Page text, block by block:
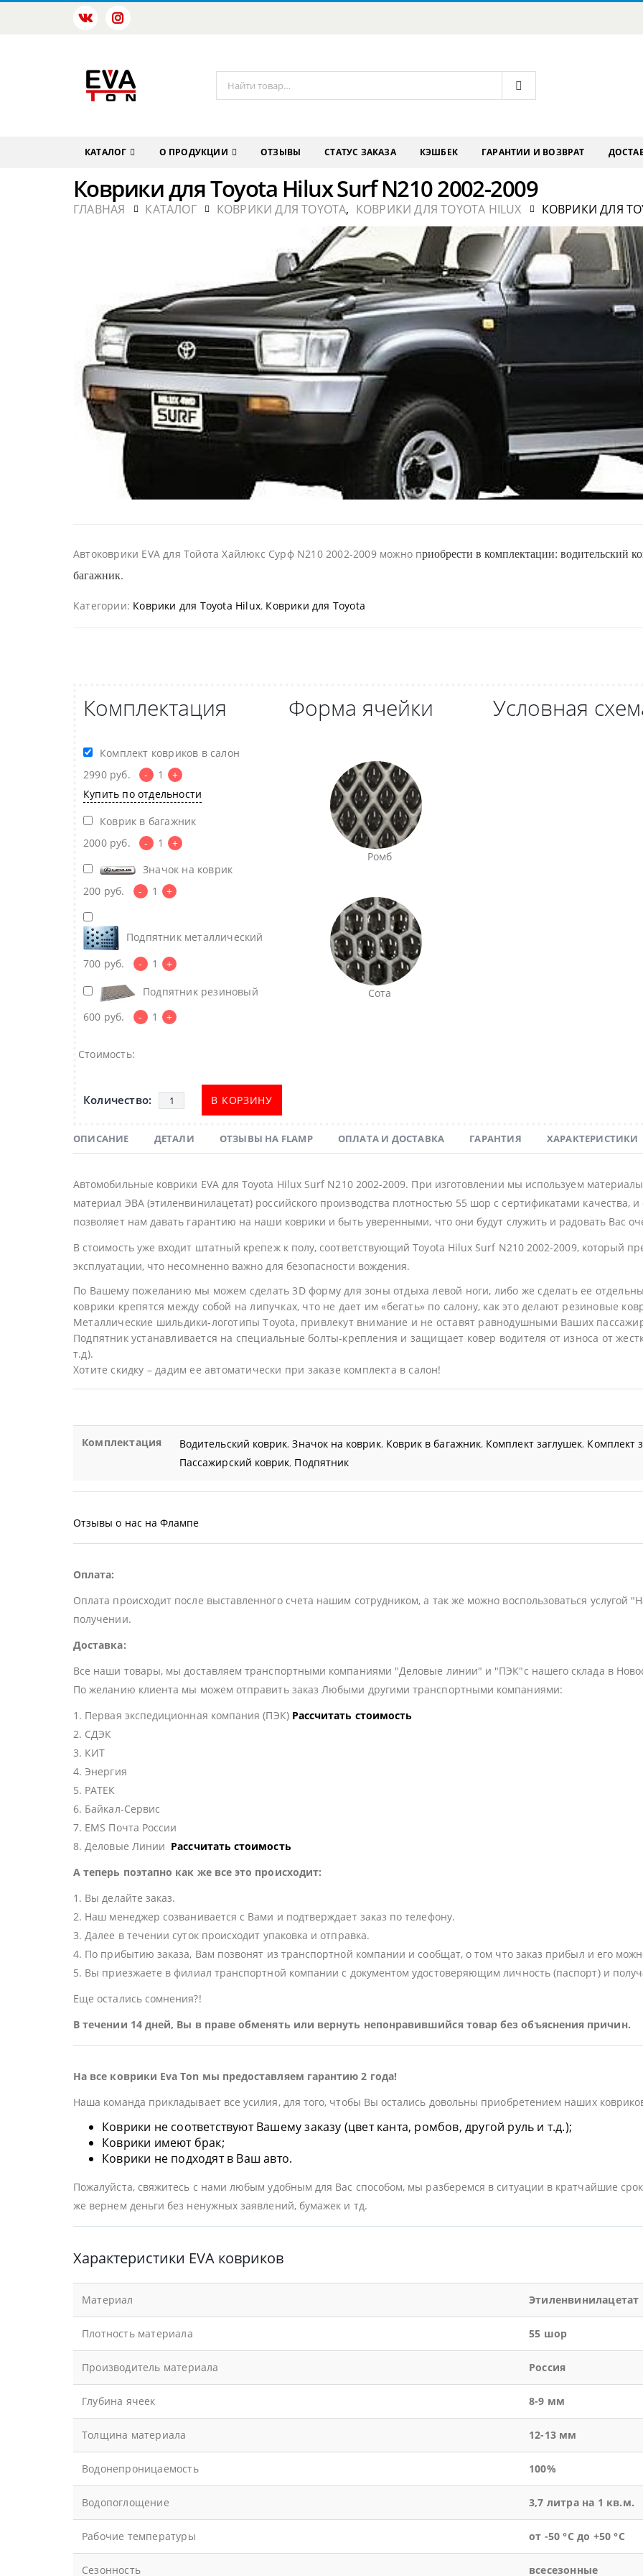
КАТАЛОГ О ПРОДУКЦИИ ОТЗЫВЫ СТАТУС ЗАКАЗА КЭШБЕК ГАРАНТИИ И ВОЗВРАТ
Коврики для Toyota Hilux Surf N210 2002-2009
ГЛАВНАЯ КАТАЛОГ КОВРИКИ ДЛЯ TOYOTA, КОВРИКИ ДЛЯ TOYOTA HILUX КОВРИКИ ДЛЯ
Автоковрики EVA для Тойота Хайлюкс Сурф N210 2002-2009 можно приобрести в комплектации: водительский
багажник.
Категории: Коврики для Toyota Hilux, Коврики для Toyota
Комплектация
Комплект ковриков в салон
2990 руб. - 1
+
Купить по отдельности
Коврик в багажник
2000 руб. - 1
+
Значок на коврик
200 руб. - 1 +
Подпятник металлический
700 руб. - 1 +
Подпятник резиновый
600 руб. - 1 +
Форма ячейки
Ромб
Сота
Условная
Стоимость:
В КОРЗИНУ
ОПИСАНИЕ ДЕТАЛИ ОТЗЫВЫ НА FLAMP ОПЛАТА И ДОСТАВКА ГАРАНТИЯ ХАРАКТЕРИСТИКИ
Автомобильные коврики EVA для Toyota Hilux Surf N210 2002-2009. При изготовлении мы используем
материал ЭВА (этиленвинилацетат) российского производства плотностью 55 шор с сертификатами качества,
позволяет нам давать гарантию на наши коврики и быть уверенными, что они будут служить и радовать Вас
В стоимость уже входит штатный крепеж к полу, соответствующий Toyota Hilux Surf N210 2002-2009, который
эксплуатации, что несомненно важно для безопасности вождения.
По Вашему пожеланию мы можем сделать 3D форму для зоны отдыха левой ноги, либо же сделать ее
коврики крепятся между собой на липучках, что не дает им «бегать» по салону, как это делают резиновые
Металлические шильдики-логотипы Toyota, привлекут внимание и не оставят равнодушными Ваших
Подпятник устанавливается на специальные болты-крепления и защищает ковер водителя от износа от
т.д).
Хотите скидку – дадим ее автоматически при заказе комплекта в салон!
Комплектация Водительский коврик,Значок на коврик, Коврик в багажник, Комплект заглушек, Комплект
Пассажирский коврик, Подпятник
Отзывы о нас на Флампе
Оплата:
Оплата происходит после выставленного счета нашим сотрудником, а так же можно воспользоваться
получении.
Доставка:
Все наши товары, мы доставляем транспортными компаниями "Деловые линии" и "ПЭК"с нашего склада в
По желанию клиента мы можем отправить заказ Любыми другими транспортными компаниями:
1. Первая экспедиционная компания (ПЭК) Рассчитать стоимость
2. СДЭК
3. КИТ
4. Энергия
5. РАТЕК
6. Байкал-Сервис
7. EMS Почта России
8. Деловые Линии Рассчитать стоимость
А теперь поэтапно как же все это происходит:
1. Вы делайте заказ.
2. Наш менеджер созванивается с Вами и подтверждает заказ по телефону.
3. Далее в течении суток происходит упаковка и отправка.
4. По прибытию заказа, Вам позвонят из транспортной компании и сообщат, о том что заказ прибыл и его
5. Вы приезжаете в филиал транспортной компании с документом удостоверяющим личность (паспорт) и
Еще остались сомнения?!
В течении 14 дней, Вы в праве обменять или вернуть непонравившийся товар без объяснения причин.
На все коврики Eva Ton мы предоставляем гарантию 2 года!
Наша команда прикладывает все усилия, для того, чтобы Вы остались довольны приобретением наших
Коврики не соответствуют Вашему заказу (цвет канта, ромбов, другой руль и т.д.);
Коврики имеют брак;
Коврики не подходят в Ваш авто.
Пожалуйста, свяжитесь с нами любым удобным для Вас способом, мы разберемся в ситуации в кратчайшие
же вернем деньги без ненужных заявлений, бумажек и тд.
Характеристики EVA ковриков
Материал Этиленвинилацетат
Плотность материала 55 шор
Производитель материала Россия
Глубина ячеек 8-9 мм
Толщина материала 12-13 мм
Водонепроницаемость 100%
Водопоглощение 3,7 литра на 1 кв.м.
Рабочие температуры от -50 °С до +50 °С
Сезонность всесезонные